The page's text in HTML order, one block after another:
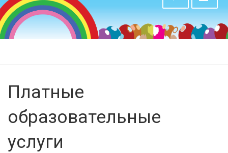
Платные
образовательные
услуги